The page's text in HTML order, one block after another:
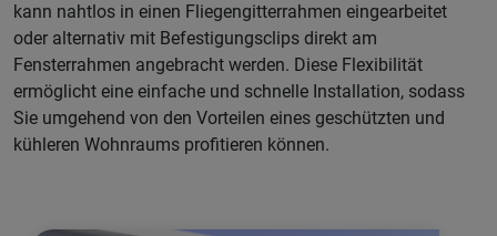
kann nahtlos in einen Fliegengitterrahmen eingearbeitet
oder alternativ mit Befestigungsclips direkt am
Fensterrahmen angebracht werden. Diese Flexibilität
ermöglicht eine einfache und schnelle Installation, sodass
Sie umgehend von den Vorteilen eines geschützten und
kühleren Wohnraums profitieren können.